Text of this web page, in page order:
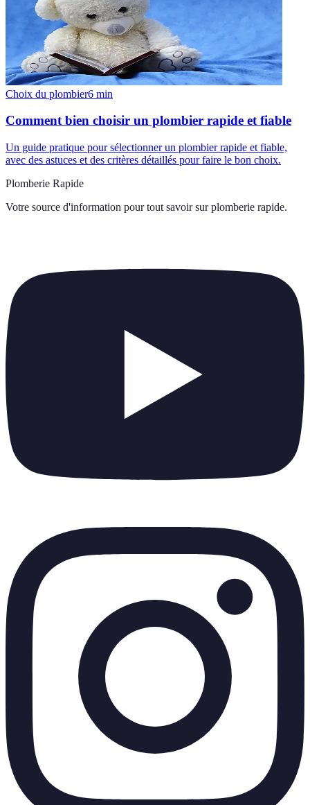
Choix du plombier6 min
Comment bien choisir un plombier rapide et fiable
Un guide pratique pour sélectionner un plombier rapide et fiable,
avec des astuces et des critères détaillés pour faire le bon choix.
Plomberie Rapide
Votre source d'information pour tout savoir sur plomberie rapide.